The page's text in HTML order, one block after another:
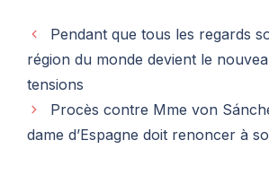
Pendant que tous les regards
région du monde devient le
tensions
Procès contre Mme von
dame d’Espagne doit renoncer à